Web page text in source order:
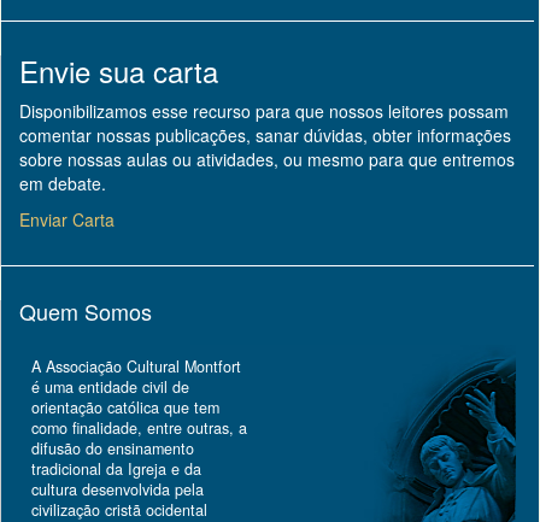
Envie sua carta
Disponibilizamos esse recurso para que nossos leitores possam
comentar nossas publicações, sanar dúvidas, obter informações
sobre nossas aulas ou atividades, ou mesmo para que entremos
em debate.
Enviar Carta
Quem Somos
A Associação Cultural Montfort
é uma entidade civil de
orientação católica que tem
como finalidade, entre outras, a
difusão do ensinamento
tradicional da Igreja e da
cultura desenvolvida pela
civilização cristã ocidental